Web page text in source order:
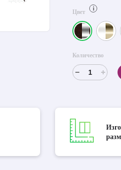
Цвет i
Количество